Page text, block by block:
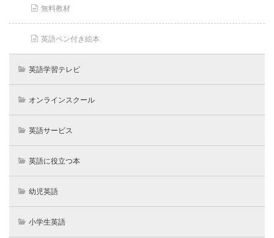
無料教材
英語ペン付き絵本
英語学習テレビ
オンラインスクール
英語サービス
英語に役立つ本
幼児英語
小学生英語